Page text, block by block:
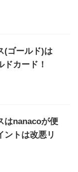
(ゴールド)は
カード！
はnanacoが便
ントは改悪リ